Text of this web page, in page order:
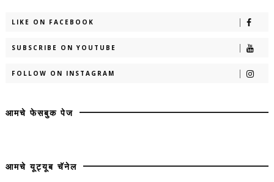
LIKE ON FACEBOOK
SUBSCRIBE ON YOUTUBE
FOLLOW ON INSTAGRAM
आमचे फेसबुक पेज
आमचे यूट्यूब चॅनेल